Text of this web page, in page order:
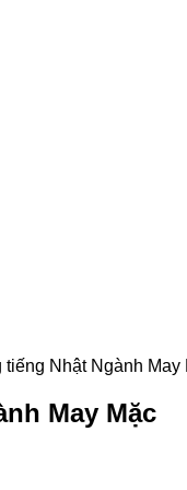
Nhật Ngành May
May Mặc